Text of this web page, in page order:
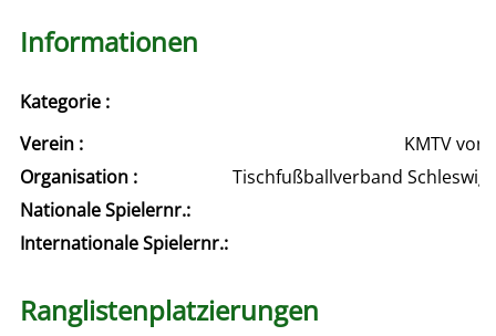
Informationen
Kategorie :
Verein :
KMTV von
Organisation :
Tischfußballverband
Nationale Spielernr.:
Internationale Spielernr.:
Ranglistenplatzierungen